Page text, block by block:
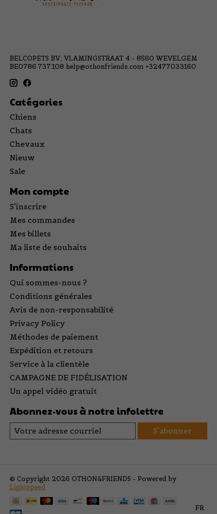
BELCOPETS BV, VLAMINGSTRAAT 4 - 8560 WEVELGEM
BE0786.737.108 help@othonfriends.com +32477033160
Catégories
Chiens
Chats
Chevaux
Nieuw
Sale
Mon compte
S'inscrire
Mes commandes
Mes billets
Ma liste de souhaits
Informations
Qui sommes-nous ?
Conditions générales
Avis de non-responsabilité
Privacy Policy
Méthodes de paiement
Expédition et retours
Service à la clientèle
CAMPAGNE DE FIDÉLISATION
Un appel vidéo gratuit
Abonnez-vous à notre infolettre
S'abonner
© Copyright 2026 OTHON&FRIENDS - Powered by
Lightspeed
FR